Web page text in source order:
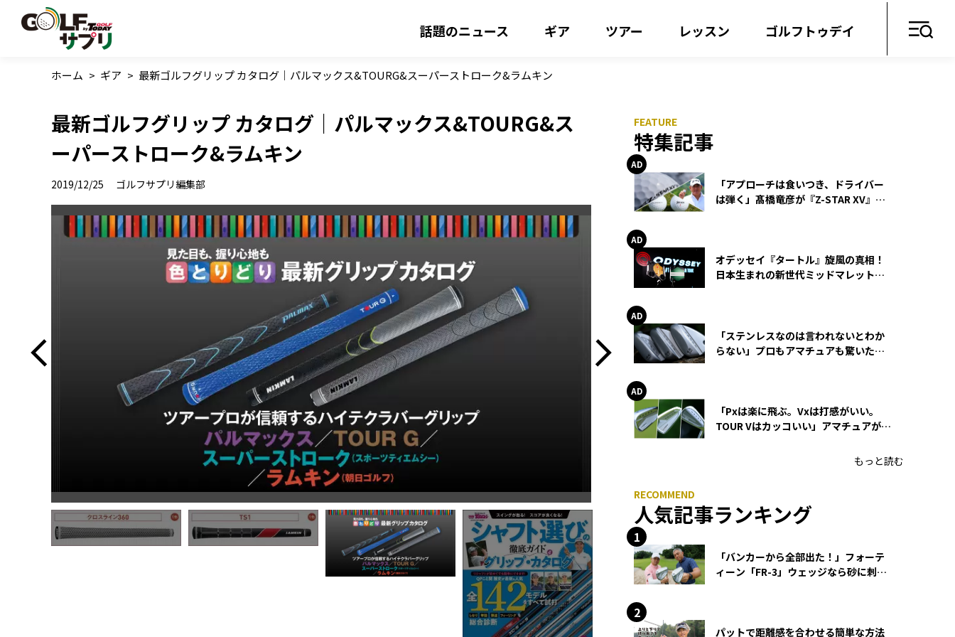
話題のニュース ギア ツアー レッスン ゴルフトゥデイ
ホーム > ギア > 最新ゴルフグリップ カタログ｜パルマックス&TOURG&スーパーストローク&ラムキン
最新ゴルフグリップ カタログ｜パルマックス&TOURG&ス
ーパーストローク&ラムキン
2019/12/25 ゴルフサプリ編集部
特集記事
「アプローチは食いつき、ドライバー
は弾く」髙橋竜彦が『Z-STAR XV』を
オデッセイ『タートル』旋風の真相！
日本生まれの新世代ミッドマレットが
「ステンレスなのは言われないとわか
らない」プロもアマチュアも驚いた
「Pxは楽に飛ぶ。Vxは打感がいい。
TOUR Vはカッコいい」アマチュアが選
もっと読む
人気記事ランキング
「バンカーから全部出た！」フォーテ
ィーン「FR-3」ウェッジなら砂に刺さ
パットで距離感を合わせる簡単な方法